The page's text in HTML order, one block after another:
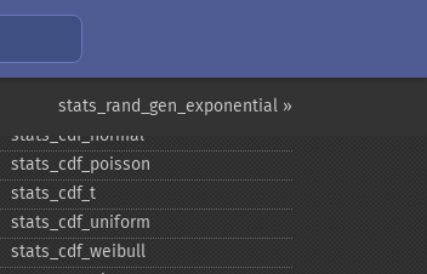
stats_rand_gen_exponential »
stats_​cdf_​negative_​binomial
stats_​cdf_​noncentral_​f
stats_​cdf_​noncentral_​t
stats_​cdf_​normal
stats_​cdf_​poisson
stats_​cdf_​t
stats_​cdf_​uniform
stats_​cdf_​weibull